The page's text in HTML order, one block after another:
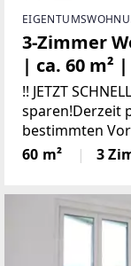
3-Zimmer
| ca. 60 m²
!! JETZT
sparen!Derzeit
bestimmten
Befreiung der
60 m² 3